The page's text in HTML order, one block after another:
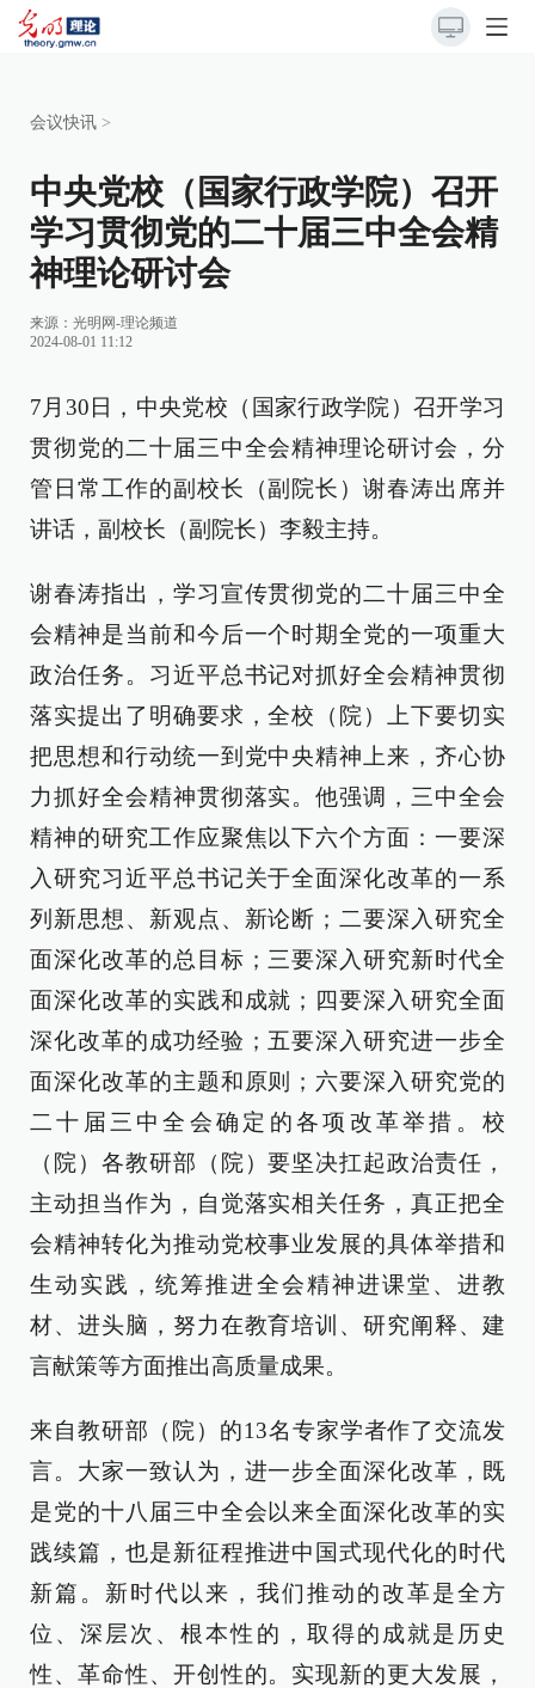
会议快讯 >
中央党校（国家行政学院）召开
学习贯彻党的二十届三中全会精
神理论研讨会
来源： 光明网-理论频道
2024-08-01 11:12
7月30日，中央党校（国家行政学院）召开学习
贯彻党的二十届三中全会精神理论研讨会，分
管日常工作的副校长（副院长）谢春涛出席并
讲话，副校长（副院长）李毅主持。
谢春涛指出，学习宣传贯彻党的二十届三中全
会精神是当前和今后一个时期全党的一项重大
政治任务。习近平总书记对抓好全会精神贯彻
落实提出了明确要求，全校（院）上下要切实
把思想和行动统一到党中央精神上来，齐心协
力抓好全会精神贯彻落实。他强调，三中全会
精神的研究工作应聚焦以下六个方面：一要深
入研究习近平总书记关于全面深化改革的一系
列新思想、新观点、新论断；二要深入研究全
面深化改革的总目标；三要深入研究新时代全
面深化改革的实践和成就；四要深入研究全面
深化改革的成功经验；五要深入研究进一步全
面深化改革的主题和原则；六要深入研究党的
二十届三中全会确定的各项改革举措。校
（院）各教研部（院）要坚决扛起政治责任，
主动担当作为，自觉落实相关任务，真正把全
会精神转化为推动党校事业发展的具体举措和
生动实践，统筹推进全会精神进课堂、进教
材、进头脑，努力在教育培训、研究阐释、建
言献策等方面推出高质量成果。
来自教研部（院）的13名专家学者作了交流发
言。大家一致认为，进一步全面深化改革，既
是党的十八届三中全会以来全面深化改革的实
践续篇，也是新征程推进中国式现代化的时代
新篇。新时代以来，我们推动的改革是全方
位、深层次、根本性的，取得的成就是历史
性、革命性、开创性的。实现新的更大发展，